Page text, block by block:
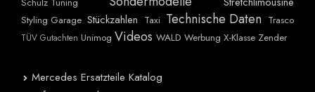
Styling Garage Stückzahlen Taxi Technische Daten Trasco
TÜV Gutachten Unimog Videos WALD Werbung X-Klasse Zender
Mercedes Ersatzteile Katalog